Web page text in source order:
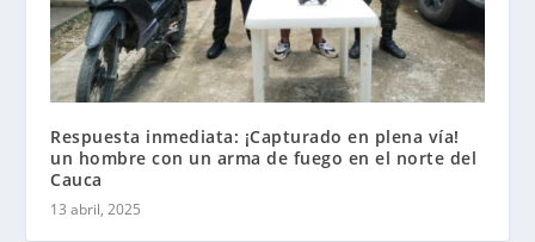
Respuesta inmediata: ¡Capturado en plena vía!
un hombre con un arma de fuego en el norte del
Cauca
13 abril, 2025